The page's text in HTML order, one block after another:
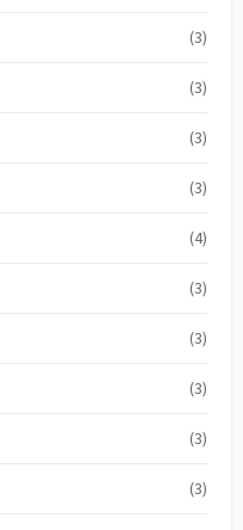
(3)
(3)
(3)
(3)
(4)
(3)
(3)
(3)
(3)
(3)